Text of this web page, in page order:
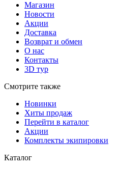
Магазин
Новости
Акции
Доставка
Возврат и обмен
О нас
Контакты
3D тур
Смотрите также
Новинки
Хиты продаж
Перейти в каталог
Акции
Комплекты экипировки
Каталог